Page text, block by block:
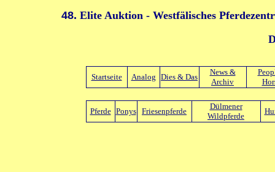
48. Elite Auktion - Westfälisches
Startseite Analog Dies & Das
News &
Archiv
Pferde Ponys Friesenpferde
Dülmener
Wildpferde